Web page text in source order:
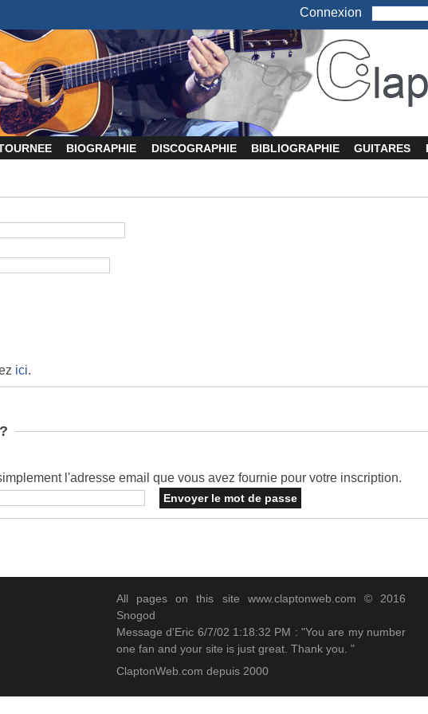
Connexion
BIOGRAPHIE DISCOGRAPHIE BIBLIOGRAPHIE GUITARES
ici.
l'adresse email que vous avez fournie pour votre inscription.
All pages on this site www.claptonweb.com © 2016
Snogod
Message d'Eric 6/7/02 1:18:32 PM : "You are my number
one fan and your site is just great. Thank you. "
ClaptonWeb.com depuis 2000